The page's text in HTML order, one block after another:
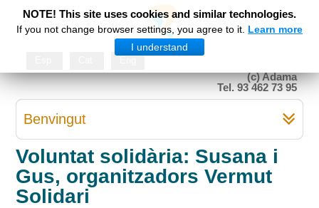
(c) Adama
Tel. 93 462 73 95
NOTE! This site uses cookies and similar technologies.
If you not change browser settings, you agree to it. Learn more
I understand
Benvingut
Voluntat solidària: Susana i
Gus, organitzadors Vermut
Solidari